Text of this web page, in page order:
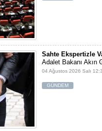
Sahte Ekspertizle
Adalet Bakanı Akın
04 Ağustos 2026 Salı
GÜNDEM